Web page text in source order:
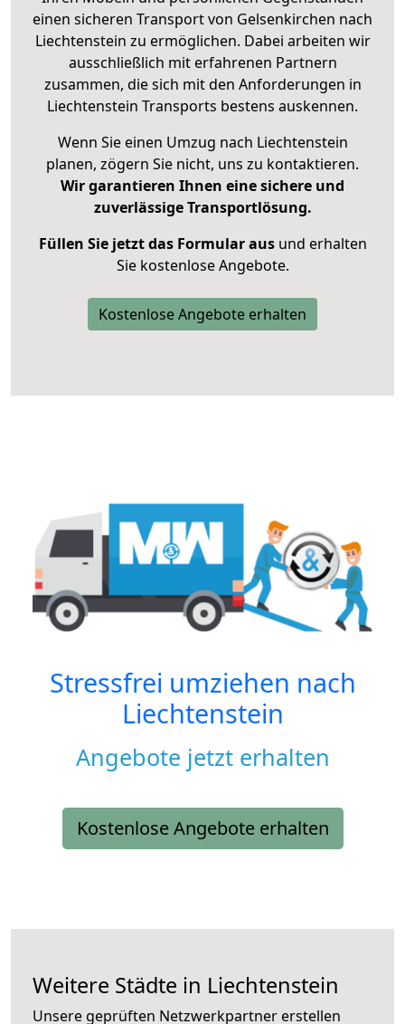
einen sicheren Transport von Gelsenkirchen nach
Liechtenstein zu ermöglichen. Dabei arbeiten wir
ausschließlich mit erfahrenen Partnern
zusammen, die sich mit den Anforderungen in
Liechtenstein Transports bestens auskennen.
Wenn Sie einen Umzug nach Liechtenstein
planen, zögern Sie nicht, uns zu kontaktieren.
Wir garantieren Ihnen eine sichere und
zuverlässige Transportlösung.
Füllen Sie jetzt das Formular ausund erhalten
Sie kostenlose Angebote.
Kostenlose Angebote erhalten
Stressfrei umziehen nach
Liechtenstein
Angebote jetzt erhalten
Kostenlose Angebote erhalten
Weitere Städte in Liechtenstein
Unsere geprüften Netzwerkpartner erstellen